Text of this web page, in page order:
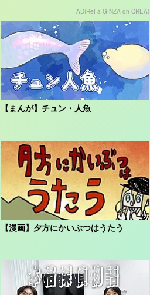
AD(ReFa GINZA on CREA)
【まんが】チュン・人魚
【漫画】夕方にかいぶつはうたう